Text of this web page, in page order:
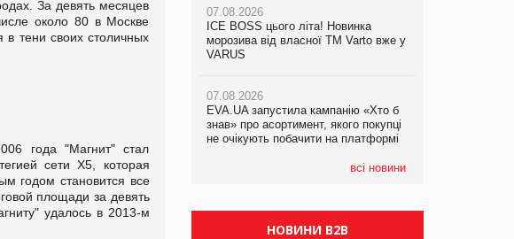
За девять месяцев
около 80 в Москве
в тени своих столичных
года "Магнит" стал
сети X5, которая
годом становится все
площади за девять
удалось в 2013-м
07.08.2026
ICE BOSS цього літа! Новинка
морозива від власної ТМ Varto вже у
VARUS
07.08.2026
EVA.UA запустила кампанію «Хто б
знав» про асортимент, якого покупці
не очікують побачити на платформі
всі новини
06.08.2026
Смачна новинка для хвостатих: у
VARUS з’явилися паучі Varto Paw
05.08.2026
Мережа супермаркетів VARUS купує
мережу магазинів формату
компанія налічуватиме 374 магазини
07.08.2026
Франція заборонила рекламні дзвінки
НОВИНИ B2B